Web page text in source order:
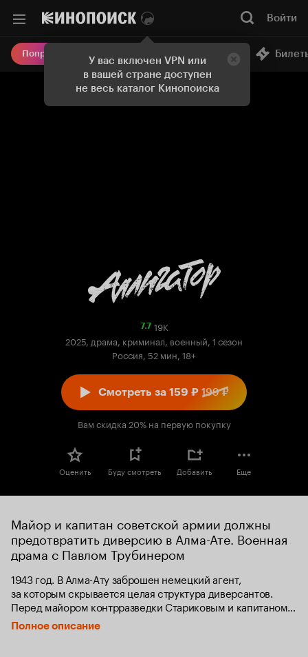
У вас включен VPN или
в вашей стране доступен
не весь каталог Кинопоиска
Войти
Попробовать Плюс Онлайн-кинотеатр
7.7Рейтинг
19K
2025, драма, криминал, военный, 1 сезон
Россия, 52 мин, 18+
Смотреть за 159 ₽ 199 ₽
Вам скидка 20% на первую покупку
Оценить Буду смотреть Добавить Еще
Майор и капитан советской армии должны
предотвратить диверсию в Алма-Ате. Военная
драма с Павлом Трубинером
1943 год. В Алма-Ату заброшен немецкий агент,
за которым скрывается целая структура диверсантов.
Перед майором контрразведки Стариковым и капитаном
Турчиным стоит непростая задача — обезвредить врагов.
Полное описание